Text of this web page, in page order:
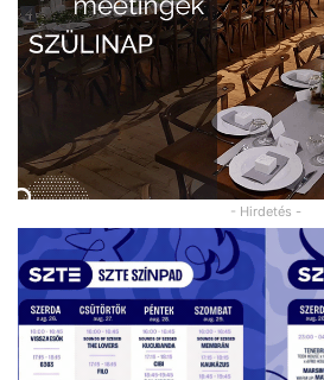
- Hirdetés -